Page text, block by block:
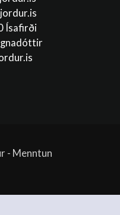
Ísafirði
- Menntun